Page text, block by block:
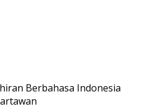
Berbahasa Indonesia